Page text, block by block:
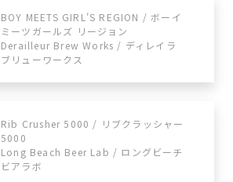
BOY MEETS GIRL'S REGION / ボーイ
ミーツガールズ リージョン
Derailleur Brew Works / ディレイラ
ブリューワークス
Rib Crusher 5000 / リブクラッシャー
5000
Long Beach Beer Lab / ロングビーチ
ビアラボ